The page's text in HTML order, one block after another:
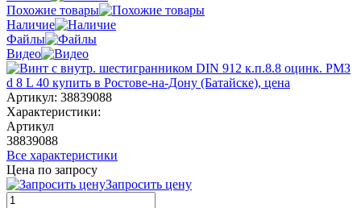
Похожие товары
Наличие
Файлы
Видео
Артикул: 38839088
Характеристики:
Артикул
38839088
Все характеристики
Цена по запросу
Запросить цену